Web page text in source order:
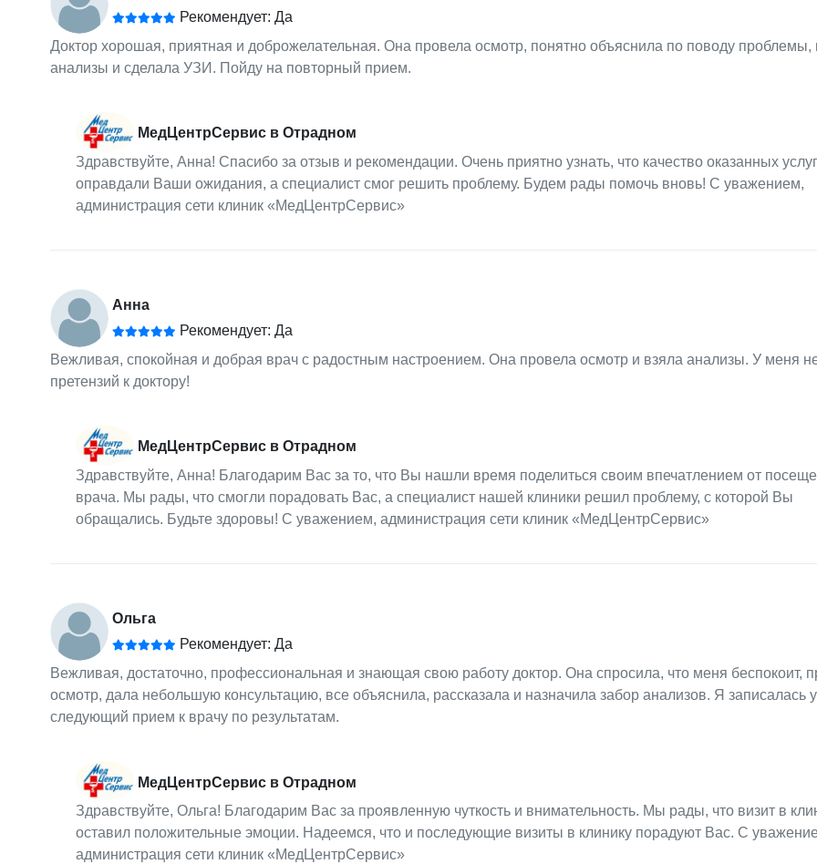
Рекомендует: Да
Доктор хорошая, приятная и доброжелательная. Она провела осмотр, понятно объяснила по поводу проблемы,
анализы и сделала УЗИ. Пойду на повторный прием.
МедЦентрСервис в Отрадном
Здравствуйте, Анна! Спасибо за отзыв и рекомендации. Очень приятно узнать, что качество оказанных услуг
оправдали Ваши ожидания, а специалист смог решить проблему. Будем рады помочь вновь! С уважением,
администрация сети клиник «МедЦентрСервис»
Анна
Рекомендует: Да
Вежливая, спокойная и добрая врач с радостным настроением. Она провела осмотр и взяла анализы. У меня
претензий к доктору!
МедЦентрСервис в Отрадном
Здравствуйте, Анна! Благодарим Вас за то, что Вы нашли время поделиться своим впечатлением от
врача. Мы рады, что смогли порадовать Вас, а специалист нашей клиники решил проблему, с которой Вы
обращались. Будьте здоровы! С уважением, администрация сети клиник «МедЦентрСервис»
Ольга
Рекомендует: Да
Вежливая, достаточно, профессиональная и знающая свою работу доктор. Она спросила, что меня беспокоит,
осмотр, дала небольшую консультацию, все объяснила, рассказала и назначила забор анализов. Я записалась
следующий прием к врачу по результатам.
МедЦентрСервис в Отрадном
Здравствуйте, Ольга! Благодарим Вас за проявленную чуткость и внимательность. Мы рады, что визит в
оставил положительные эмоции. Надеемся, что и последующие визиты в клинику порадуют Вас. С
администрация сети клиник «МедЦентрСервис»